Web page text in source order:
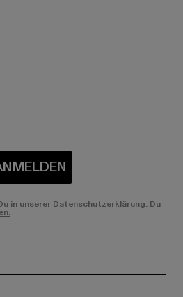
in unserer Datenschutzerklärung. Du